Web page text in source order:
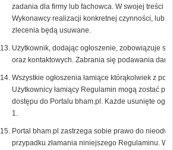
zadania dla firmy lub fachowca. W swojej treści
Wykonawcy realizacji konkretnej czynności, lub
zlecenia będą usuwane.
Użytkownik, dodając ogłoszenie, zobowiązuje
oraz kontaktowych. Zabrania się podawania
Wszystkie ogłoszenia łamiące którąkolwiek z
Użytkownicy łamiący Regulamin mogą zostać
dostępu do Portalu bham.pl. Każde usunięte
1.
Portal bham.pl zastrzega sobie prawo do
przypadku złamania niniejszego Regulaminu.